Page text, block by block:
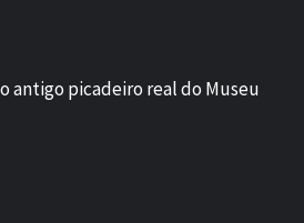
antigo picadeiro real do Museu